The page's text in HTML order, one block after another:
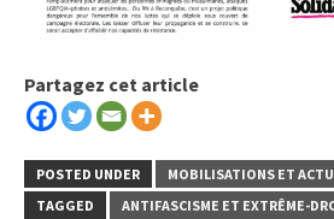
Partagez cet article
POSTED UNDER
MOBILISATIONS ET
TAGGED
ANTIFASCISME ET EXTRÊME-